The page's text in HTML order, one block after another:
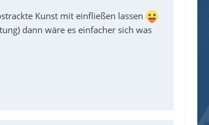
Kunst mit einfließen lassen
dann wäre es einfacher sich was